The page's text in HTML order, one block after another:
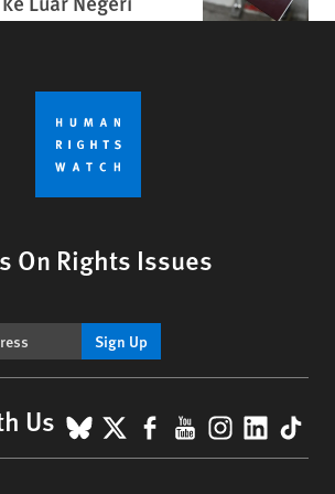
On Rights Issues
Sign Up
Us BlueSky
X Facebook
YouTube